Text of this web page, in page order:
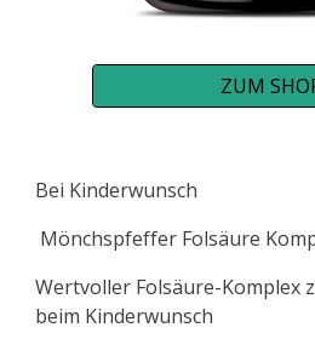
ZUM
Bei Kinderwunsch
Mönchspfeffer Folsäure
Wertvoller Folsäure-Komplex
beim Kinderwunsch